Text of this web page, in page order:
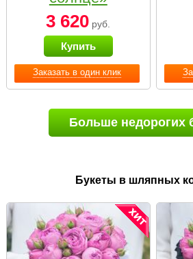
Заказать в один клик
3 620 руб.
Купить
Больше недорогих
Букеты в шляпных